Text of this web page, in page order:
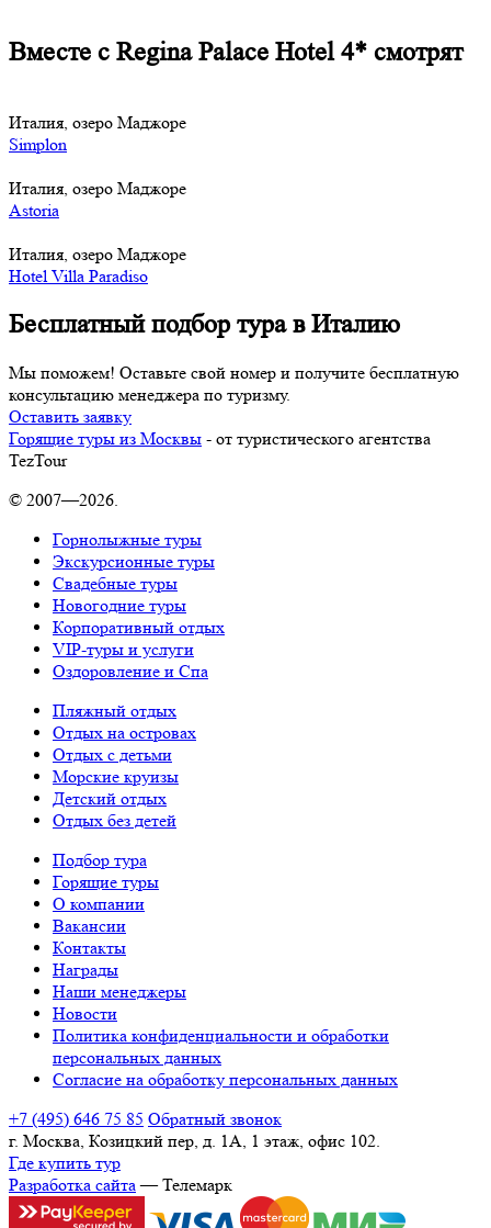
Вместе с Regina Palace Hotel 4* смотрят
Италия, озеро Маджоре
Simplon
Италия, озеро Маджоре
Astoria
Италия, озеро Маджоре
Hotel Villa Paradiso
Бесплатный подбор тура в Италию
Мы поможем! Оставьте свой номер и получите бесплатную
консультацию менеджера по туризму.
Оставить заявку
Горящие туры из Москвы - от туристического агентства
TezTour
© 2007—2026.
Горнолыжные туры
Экскурсионные туры
Свадебные туры
Новогодние туры
Корпоративный отдых
VIP-туры и услуги
Оздоровление и Спа
Пляжный отдых
Отдых на островах
Отдых с детьми
Морские круизы
Детский отдых
Отдых без детей
Подбор тура
Горящие туры
О компании
Вакансии
Контакты
Награды
Наши менеджеры
Новости
Политика конфиденциальности и обработки
персональных данных
Согласие на обработку персональных данных
+7 (495) 646 75 85 Обратный звонок
г. Москва, Козицкий пер, д. 1А, 1 этаж, офис 102.
Где купить тур
Разработка сайта— Телемарк